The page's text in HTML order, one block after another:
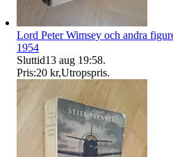
Lord Peter Wimsey och andra
1954
Sluttid13 aug 19:58.
Pris:20 kr,Utropspris.